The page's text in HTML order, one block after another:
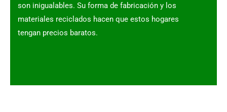
son inigualables. Su forma de fabricación y los
materiales reciclados hacen que estos hogares
tengan precios baratos.